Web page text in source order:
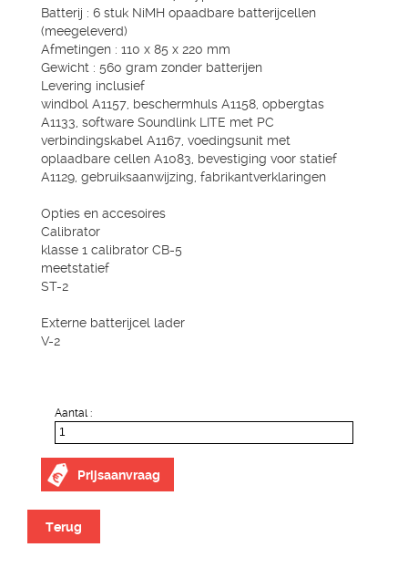
Batterij : 6 stuk NiMH opaadbare batterijcellen
(meegeleverd)
Afmetingen : 110 x 85 x 220 mm
Gewicht : 560 gram zonder batterijen
Levering inclusief
windbol A1157, beschermhuls A1158, opbergtas
A1133, software Soundlink LITE met PC
verbindingskabel A1167, voedingsunit met
oplaadbare cellen A1083, bevestiging voor statief
A1129, gebruiksaanwijzing, fabrikantverklaringen
Opties en accesoires
Calibrator
klasse 1 calibrator CB-5
meetstatief
ST-2
Externe batterijcel lader
V-2
Aantal :
Prijsaanvraag
Terug